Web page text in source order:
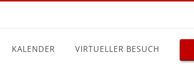
KALENDER VIRTUELLER BESUCH